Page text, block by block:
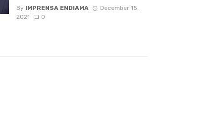
By IMPRENSA ENDIAMA
December 15,
2021
0